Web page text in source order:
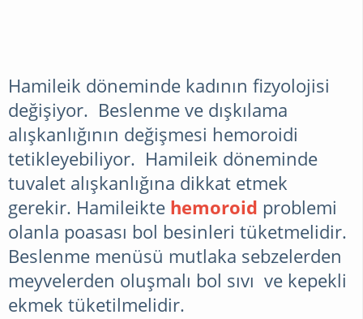
Hamileik döneminde kadının fizyolojisi
değişiyor. Beslenme ve dışkılama
alışkanlığının değişmesi hemoroidi
tetikleyebiliyor. Hamileik döneminde
tuvalet alışkanlığına dikkat etmek
gerekir. Hamileikte hemoroid problemi
olanla poasası bol besinleri tüketmelidir.
Beslenme menüsü mutlaka sebzelerden
meyvelerden oluşmalı bol sıvı ve kepekli
ekmek tüketilmelidir.